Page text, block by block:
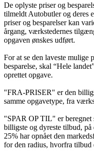
De oplyste priser og
tilmeldt Autobutler og deres
priser og besparelser kan
årgang, værkstedernes
opgaven ønskes udført.
For at se den laveste mulige
besparelse, skal “Hele
oprettet opgave.
"FRA-PRISER" er den
samme opgavetype, fra
"SPAR OP TIL" er beregnet
billigste og dyreste tilbud,
25% har opnået den
for den radius, hvorfra tilbud